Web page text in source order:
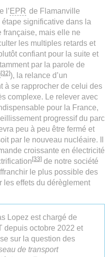
l’ EPR de Flamanville
significative dans la
française, mais elle ne
les multiples retards et
confiant pour la suite et
par la parole de
[32]), la relance d’un
à se rapprocher de celui des
complexe. Le relever avec
pour la France,
progressif du parc
peu à peu être fermé et
par le nouveau nucléaire. Il
croissante en électricité
[33] de notre société
le plus possible des
les effets du dérèglement
Lopez est chargé de
depuis octobre 2022 et
sur la question des
de transport